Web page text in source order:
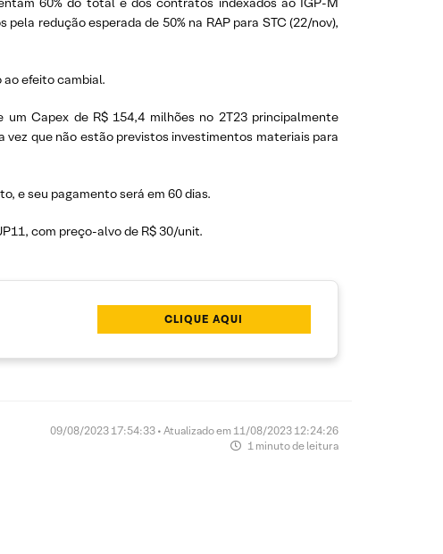
redução esperada de 50% na RAP para STC (22/nov),
ao efeito cambial.
Capex de R$ 154,4 milhões no 2T23 principalmente
vez que não estão previstos investimentos materiais para
e seu pagamento será em 60 dias.
com preço-alvo de R$ 30/unit.
CLIQUE AQUI
09/08/2023 17:54:33 • Atualizado em 11/08/2023 12:24:26
1 minuto de leitura